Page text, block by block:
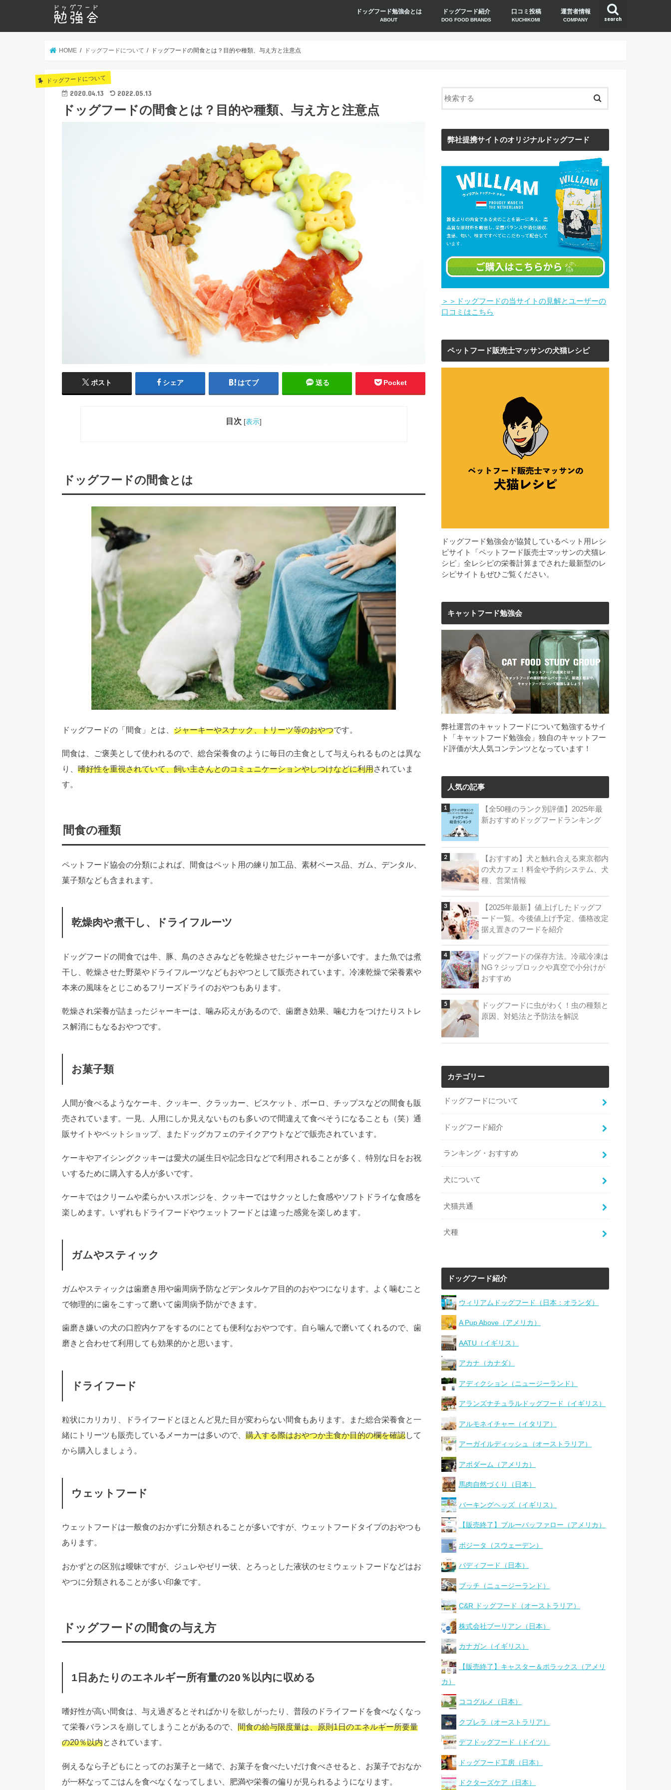
search
ドッグフード勉強会とは
ABOUT
ドッグフード紹介
DOG FOOD BRANDS
口コミ投稿
KUCHIKOMI
運営者情報
COMPANY
HOME ドッグフードについて ドッグフードの間食とは？目的や種類、与え方と注意点
ドッグフードについて
2020.04.13 2022.05.13
ドッグフードの間食とは？目的や種類、与え方と注意点
ポスト シェア はてブ 送る Pocket
目次 [表示]
ドッグフードの間食とは
ドッグフードの「間食」とは、 ジャーキーやスナック、トリーツ等のおやつです。
間食は、ご褒美として使われるので、総合栄養食のように毎日の主食として与えられるものとは異な
り、 嗜好性を重視されていて、飼い主さんとのコミュニケーションやしつけなどに利用されていま
す。
間食の種類
ペットフード協会の分類によれば、間食はペット用の練り加工品、素材ベース品、ガム、デンタル、
菓子類なども含まれます。
乾燥肉や煮干し、ドライフルーツ
ドッグフードの間食では牛、豚、鳥のささみなどを乾燥させたジャーキーが多いです。また魚では煮
干し、乾燥させた野菜やドライフルーツなどもおやつとして販売されています。冷凍乾燥で栄養素や
本来の風味をとじこめるフリーズドライのおやつもあります。
乾燥され栄養が詰まったジャーキーは、噛み応えがあるので、歯磨き効果、噛む力をつけたりストレ
ス解消にもなるおやつです。
お菓子類
人間が食べるようなケーキ、クッキー、クラッカー、ビスケット、ボーロ、チップスなどの間食も販
売されています。一見、人用にしか見えないものも多いので間違えて食べそうになることも（笑）通
販サイトやペットショップ、またドッグカフェのテイクアウトなどで販売されています。
ケーキやアイシングクッキーは愛犬の誕生日や記念日などで利用されることが多く、特別な日をお祝
いするために購入する人が多いです。
ケーキではクリームや柔らかいスポンジを、クッキーではサクッとした食感やソフトドライな食感を
楽しめます。いずれもドライフードやウェットフードとは違った感覚を楽しめます。
ガムやスティック
ガムやスティックは歯磨き用や歯周病予防などデンタルケア目的のおやつになります。よく噛むこと
で物理的に歯をこすって磨いて歯周病予防ができます。
歯磨き嫌いの犬の口腔内ケアをするのにとても便利なおやつです。自ら噛んで磨いてくれるので、歯
磨きと合わせて利用しても効果的かと思います。
ドライフード
粒状にカリカリ、ドライフードとほとんど見た目が変わらない間食もあります。また総合栄養食と一
緒にトリーツも販売しているメーカーは多いので、 購入する際はおやつか主食か目的の欄を確認して
から購入しましょう。
ウェットフード
ウェットフードは一般食のおかずに分類されることが多いですが、ウェットフードタイプのおやつも
あります。
おかずとの区別は曖昧ですが、ジュレやゼリー状、とろっとした液状のセミウェットフードなどはお
やつに分類されることが多い印象です。
ドッグフードの間食の与え方
1日あたりのエネルギー所有量の20％以内に収める
嗜好性が高い間食は、与え過ぎるとそればかりを欲しがったり、普段のドライフードを食べなくなっ
て栄養バランスを崩してしまうことがあるので、 間食の給与限度量は、原則1日のエネルギー所要量
の20％以内とされています。
例えるなら子どもにとってのお菓子と一緒で、お菓子を食べたいだけ食べさせると、お菓子でおなか
が一杯なってごはんを食べなくなってしまい、肥満や栄養の偏りが見られるようになります。
弊社提携サイトのオリジナルドッグフード
＞＞ドッグフードの当サイトの見解とユーザーの
口コミはこちら
ペットフード販売士マッサンの犬猫レシピ
ドッグフード勉強会が協賛しているペット用レシ
ピサイト「ペットフード販売士マッサンの犬猫レ
シピ」全レシピの栄養計算までされた最新型のレ
シピサイトもぜひご覧ください。
キャットフード勉強会
弊社運営のキャットフードについて勉強するサイ
ト「キャットフード勉強会」独自のキャットフー
ド評価が大人気コンテンツとなっています！
人気の記事
【全50種のランク別評価】2025年最
新おすすめドッグフードランキング
【おすすめ】犬と触れ合える東京都内
の犬カフェ！料金や予約システム、犬
種、営業情報
【2025年最新】値上げしたドッグフ
ード一覧。今後値上げ予定、価格改定
据え置きのフードを紹介
ドッグフードの保存方法。冷蔵冷凍は
NG？ジップロックや真空で小分けが
おすすめ
ドッグフードに虫がわく！虫の種類と
原因、対処法と予防法を解説
カテゴリー
ドッグフードについて
ドッグフード紹介
ランキング・おすすめ
犬について
犬猫共通
犬種
ドッグフード紹介
ウィリアムドッグフード（日本：オランダ）
A Pup Above（アメリカ）
AATU（イギリス）
アカナ（カナダ）
アディクション（ニュージーランド）
アランズナチュラルドッグフード（イギリス）
アルモネイチャー（イタリア）
アーガイルディッシュ（オーストラリア）
アボダーム（アメリカ）
馬肉自然づくり（日本）
バーキングヘッズ（イギリス）
【販売終了】ブルーバッファロー（アメリカ）
ボジータ（スウェーデン）
バディフード（日本）
ブッチ（ニュージーランド）
C&R ドッグフード（オーストラリア）
株式会社ブーリアン（日本）
カナガン（イギリス）
【販売終了】キャスター＆ポラックス（アメリ
カ）
ココグルメ（日本）
クプレラ（オーストラリア）
デフドッグフード（ドイツ）
ドッグフード工房（日本）
ドクターズケア（日本）